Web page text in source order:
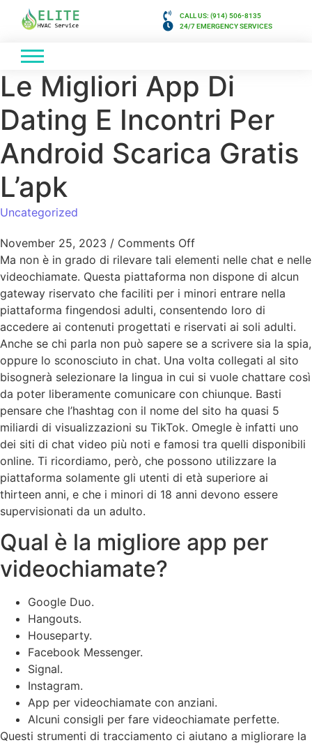
CALL US: (914) 506-8135
24/7 EMERGENCY SERVICES
Le Migliori App Di
Dating E Incontri Per
Android Scarica Gratis
L’apk
Uncategorized
November 25, 2023 / Comments Off
Ma non è in grado di rilevare tali elementi nelle chat e nelle
videochiamate. Questa piattaforma non dispone di alcun
gateway riservato che faciliti per i minori entrare nella
piattaforma fingendosi adulti, consentendo loro di
accedere ai contenuti progettati e riservati ai soli adulti.
Anche se chi parla non può sapere se a scrivere sia la spia,
oppure lo sconosciuto in chat. Una volta collegati al sito
bisognerà selezionare la lingua in cui si vuole chattare così
da poter liberamente comunicare con chiunque. Basti
pensare che l’hashtag con il nome del sito ha quasi 5
miliardi di visualizzazioni su TikTok. Omegle è infatti uno
dei siti di chat video più noti e famosi tra quelli disponibili
online. Ti ricordiamo, però, che possono utilizzare la
piattaforma solamente gli utenti di età superiore ai
thirteen anni, e che i minori di 18 anni devono essere
supervisionati da un adulto.
Qual è la migliore app per
videochiamate?
Google Duo.
Hangouts.
Houseparty.
Facebook Messenger.
Signal.
Instagram.
App per videochiamate con anziani.
Alcuni consigli per fare videochiamate perfette.
Questi strumenti di tracciamento ci aiutano a migliorare la